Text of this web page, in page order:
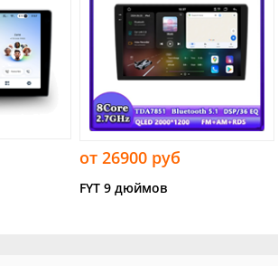
от 26900 руб
FYT 9 дюймов